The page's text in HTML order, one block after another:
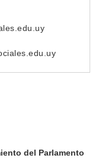
del Parlamento